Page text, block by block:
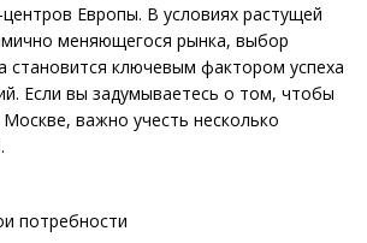
Европы. В условиях растущей
меняющегося рынка, выбор
становится ключевым фактором успеха
Если вы задумываетесь о том, чтобы
важно учесть несколько
потребности